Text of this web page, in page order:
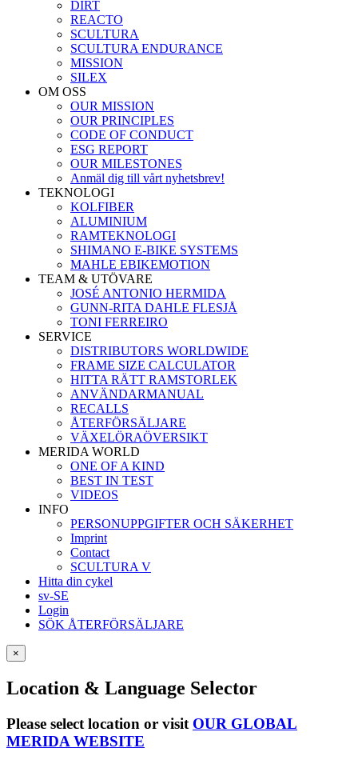
DIRT
REACTO
SCULTURA
SCULTURA ENDURANCE
MISSION
SILEX
OM OSS
OUR MISSION
OUR PRINCIPLES
CODE OF CONDUCT
ESG REPORT
OUR MILESTONES
Anmäl dig till vårt nyhetsbrev!
TEKNOLOGI
KOLFIBER
ALUMINIUM
RAMTEKNOLOGI
SHIMANO E-BIKE SYSTEMS
MAHLE EBIKEMOTION
TEAM & UTÖVARE
JOSÉ ANTONIO HERMIDA
GUNN-RITA DAHLE FLESJÅ
TONI FERREIRO
SERVICE
DISTRIBUTORS WORLDWIDE
FRAME SIZE CALCULATOR
HITTA RÄTT RAMSTORLEK
ANVÄNDARMANUAL
RECALLS
ÅTERFÖRSÄLJARE
VÄXELÖRAÖVERSIKT
MERIDA WORLD
ONE OF A KIND
BEST IN TEST
VIDEOS
INFO
PERSONUPPGIFTER OCH SÄKERHET
Imprint
Contact
SCULTURA V
Hitta din cykel
sv-SE
Login
SÖK ÅTERFÖRSÄLJARE
×
Location & Language Selector
Please select location or visit OUR GLOBAL
MERIDA WEBSITE